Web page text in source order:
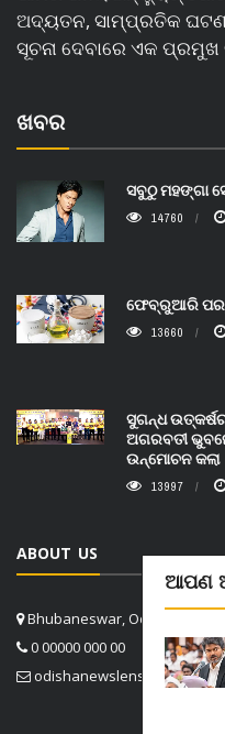
ଆପଣ
ଅଦ୍ୟତନ, ସାମ୍ପ୍ରତିକ
ସୂଚନା ଦେବାରେ ଏକ
ଖବର
ସବୁଠୁ ମହଙ୍ଗା
14760
ଫେବ୍ରୁଆରି
13660
ସୁଗନ୍ଧ
ଅଗରବତୀ
ଉନ୍ମୋଚନ କଲା
13997
ABOUT US
Bhubaneswar, Odisha, India
0 00000 000 00
odishanewslens@gmail.com